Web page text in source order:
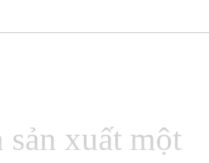
xuất một